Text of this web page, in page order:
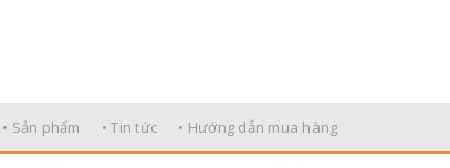
• Sản phẩm • Tin tức • Hướng dẫn mua hàng